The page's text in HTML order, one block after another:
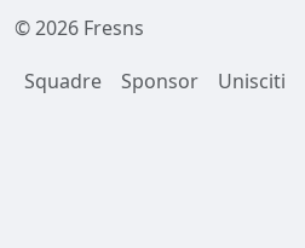
© 2026 Fresns
Squadre
Sponsor Unisciti